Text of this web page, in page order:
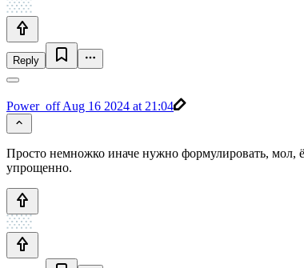
Reply
Power_offAug 16 2024 at 21:04
Просто немножко иначе нужно формулировать, мол,
упрощенно.